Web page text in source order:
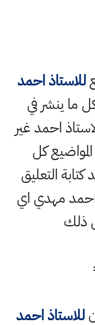
للاستاذ احمد
ما ينشر في
احمد غير
كل
التعليق
مهدي اي
ذلك
للاستاذ احمد